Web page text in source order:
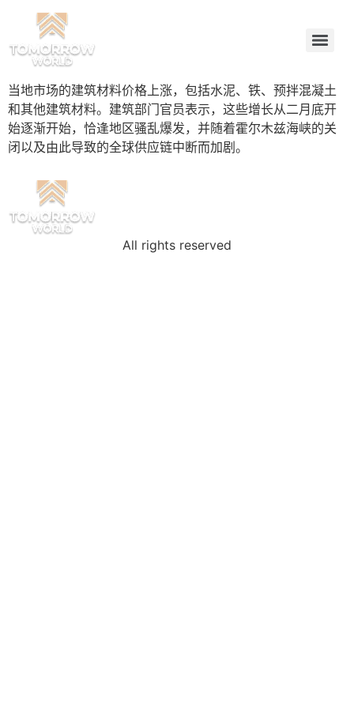
当地市场的建筑材料价格上涨，包括水泥、铁、预拌混凝土
和其他建筑材料。建筑部门官员表示，这些增长从二月底开
始逐渐开始，恰逢地区骚乱爆发，并随着霍尔木兹海峡的关
闭以及由此导致的全球供应链中断而加剧。
All rights reserved